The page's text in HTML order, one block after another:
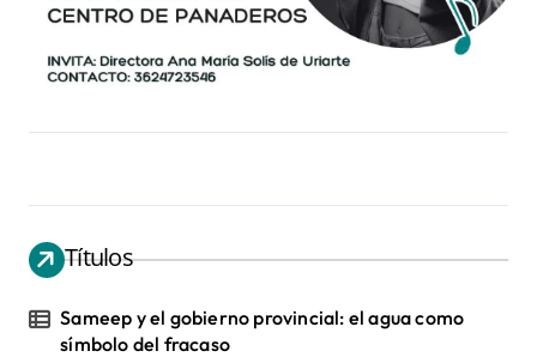
Títulos
Sameep y el gobierno provincial: el agua como
símbolo del fracaso